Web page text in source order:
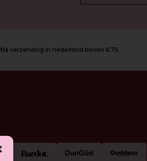
verzending in nederland boven €75